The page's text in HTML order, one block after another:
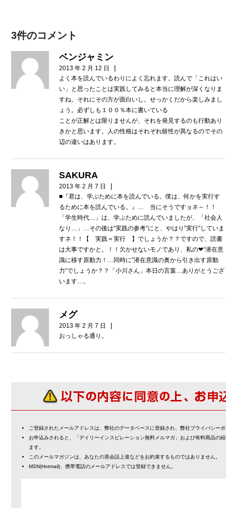
3件のコメント
ベンジャミン
2013 年 2 月 12 日 |
よく本を読んでいるわりによく忘れます。読んで「これはい
い」と思ったことは実践してみると本当に理解が深くなりま
すね。それにその方が面白いし。せっかくだから楽しみまし
ょう。必ずしも１００％本に書いている
ことが正解とは限りませんが、それを発見するのも行動あり
きかと思います。人の性格はそれぞれ個性が異なるのでその
辺の違いはあります。
SAKURA
2013 年 2 月 7 日 |
■『君は、学ぶために本を読んでいる。僕は、何かを実行す
るために本を読んでいる。』… 当にそうですョネ～！！
「学生時代…」は、学ぶために読んでいましたが、「社会人
なり…」…その後は“実践の参考”にと、やはり“実行”していま
すネ！！【 実践＝実行 】でしょうか？？ですので、読書
は大事ですかと。！！欠かせないモノであり、私の❤“潜在意
識に移す原動力！…同時に”潜在意識の奥から引き出す原動
力“でしょうか？？「小川さん」本日の言葉…ありがとうござ
います…。
メグ
2013 年 2 月 7 日 |
おっしゃる通り。
ご登録されたメールアドレスは、弊社のデータベースに登録され、弊社プライバシー
お申込みされると、「デイリーインスピレーション無料メルマガ」および有料商品の
ます。
このメールマガジンは、あなたの英会話上達などをお約束するものではありません。
MSN(Hotmail)、携帯電話のメールアドレスでは登録できません。